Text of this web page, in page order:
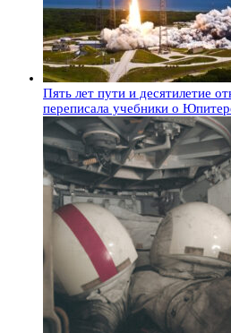
Пять лет пути и десятилетие
переписала учебники о